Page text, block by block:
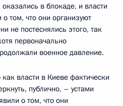
в блокаде, и власти
том, что они организуют
не постеснялись этого, так
первоначально
военное давление.
как власти в Киеве фактически
публично, – устами
о том, что они